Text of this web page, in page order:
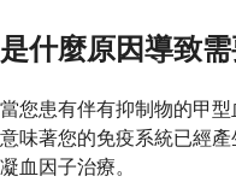
是什麼原因導致
當您患有伴有抑制物的甲
意味著您的免疫系統已經
凝血因子治療。